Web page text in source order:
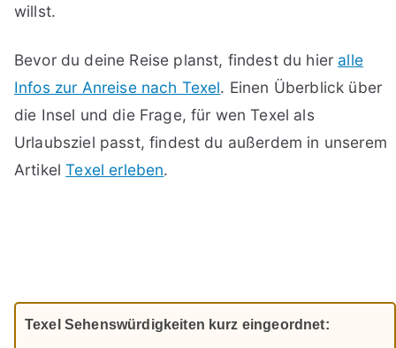
willst.
Bevor du deine Reise planst, findest du hier alle
Infos zur Anreise nach Texel. Einen Überblick über
die Insel und die Frage, für wen Texel als
Urlaubsziel passt, findest du außerdem in unserem
ArtikelTexel erleben.
Texel Sehenswürdigkeiten kurz eingeordnet: